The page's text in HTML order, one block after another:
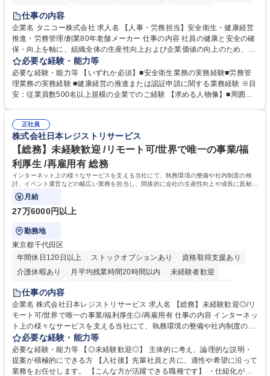
完全週休2日制
寮・社宅あり
仕事の内容
企業名 タニコー株式会社 求人名 【人事・労務担当】安全衛生・健康経営
推進・労務管理/創業80年老舗メーカー 仕事の内容 社員の健康と安全の確
保・向上を軸に、組織全体の生産性向上および企業価値の向上のため、経
営層と密接に連携しながら、定型業務にとどまらず、制度設計や施策立案
などの上流工程から関与していただきます。 【主な業務内容】■安全衛生
業務（ストレスチェック、健康診断の運用、産業医との連携 など）■健康
経営認証取得に向けた企画・推進■労務管理（労働時間の分析、労働環境
を底上げすべく、ともにご活躍いただける方の増員募集となります。 募集
職種 【人事・労務担当】安全衛生・健康経営推進・労務管理/創業80年老
舗メーカー
必要な経験・能力等
必要な経験・能力等 【いずれか必須】■安全衛生業務の実務経験■労務管
理業務の実務経験 ■健康経営の推進または認証申請に関する業務経験 ※目
安：従業員数500名以上規模の企業でのご経験 【求める人物像】■周囲
部門と連携しながら業務を推進できる方■Excelや労務管理システムの実務
使用経験をお持ちの方 学歴・資格 学歴：大学院 大学 高専 短大 専修学校
高校 語学力： 資格：
正社員
株式会社日本レジストリサービス
【総務】未経験歓迎 /リモート可/世界で唯一の事業/福
利厚生 /再雇用有 総務
インターネット上の様々なサービスを支える当社にて、執務環境の整備や社内制度の検
討、イベント運営などの幅広い業務を担当し、間接的に会社の生産性向上や成長に貢献し
ている部署です。
月給
27万6000円以上
勤務地
東京都千代田区
年間休日120日以上
ストックオプションあり
資格取得支援あり
介護休暇あり
月平均残業時間20時間以内
未経験者歓迎
住宅手当あり
完全週休2日制
交通費支給 駅近5分以内 土日祝休み 服装自由
仕事の内容
企業名 株式会社日本レジストリサービス 求人名 【総務】未経験歓迎◎/リ
モート可/世界で唯一の事業/福利厚生◎/再雇用有 仕事の内容 インターネッ
ト上の様々なサービスを支える当社にて、執務環境の整備や社内制度の検
討、イベント運営などの幅広い業務を担当し、間接的に会社の生産性向上
や成長に貢献している部署です。 会社の全メンバーが安心して長く成果を
発揮できる環境を整えるために、毎日のメンテナンスや維持管理に加え、
新たな施策検討を積極的に行っていただき、会社全体を巻き込み課題解決
必要な経験・能力等
必要な経験・能力等 【◎未経験歓迎◎】 主体的に考え、論理的な説明・
提案が積極的にできる方 【入社後】先輩社員と共に、適性や希望に沿って
業務をお任せします。 【こんな方が活躍できる職種です】 ・仕組化が好